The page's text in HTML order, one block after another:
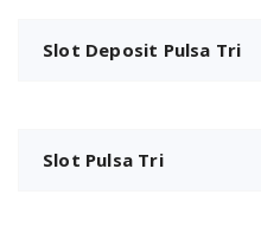
Slot Deposit Pulsa Tri
Slot Pulsa Tri